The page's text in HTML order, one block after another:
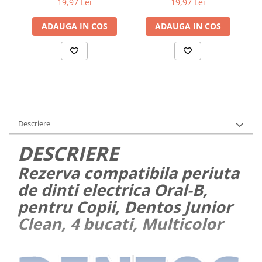
ADAUGA IN COS ADAUGA IN COS
Descriere
DESCRIERE
Rezerva compatibila periuta
de dinti electrica Oral-B,
pentru Copii, Dentos Junior
Clean, 4 bucati, Multicolor